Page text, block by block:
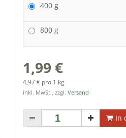
400 g
800 g
1,99 €
4,97 € pro 1 kg
inkl. MwSt., zzgl. Versand
In